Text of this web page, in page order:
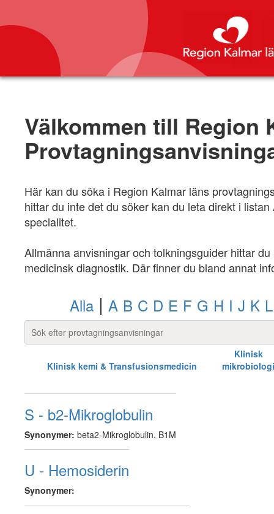
Välkommen till Region
Här kan du söka i Region Kalmar läns
hittar du inte det du söker kan du leta direkt i
specialitet.
Allmänna anvisningar och tolkningsguider hittar
medicinsk diagnostik. Där finner du bland annat
Alla| A B C D E F G H I J K L
Klinisk kemi & Transfusionsmedicin
Klinisk
mikrobiologi
S - b2-Mikroglobulin
Synonymer: beta2-Mikroglobulin, B1M
U - Hemosiderin
Synonymer: